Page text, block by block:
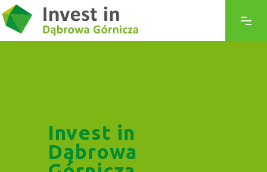
Invest in
Dąbrowa